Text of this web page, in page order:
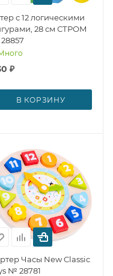
с 12 логическими
28 см СТРОМ
₽
В КОРЗИНУ
Часы New Classic
№ 28781